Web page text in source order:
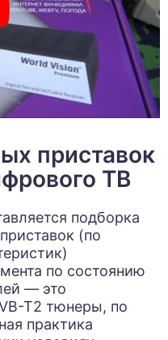
приставок
ТВ
подборка
(по
по состоянию
— это
T2 тюнеры, по
практика